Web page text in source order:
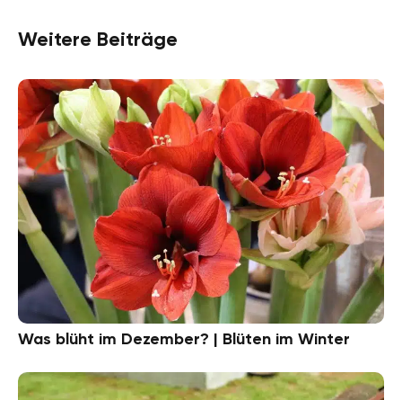
Weitere Beiträge
Was blüht im Dezember? | Blüten im Winter